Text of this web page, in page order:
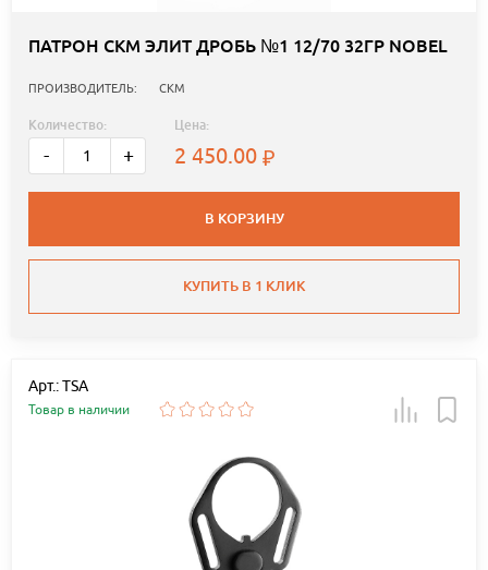
ПАТРОН СКМ ЭЛИТ ДРОБЬ №1 12/70 32ГР NOBEL
ПРОИЗВОДИТЕЛЬ: СКМ
Количество:
- +
Цена:
2 450.00
В КОРЗИНУ
КУПИТЬ В 1 КЛИК
Арт.: TSA
Товар в наличии